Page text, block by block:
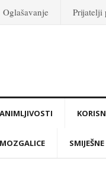
Oglašavanje Prijatelji